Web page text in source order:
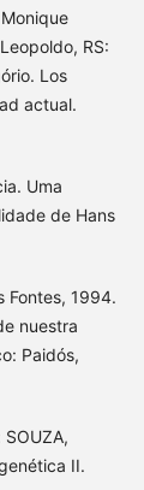
RS:
Los
actual.
Uma
de Hans
Fontes, 1994.
nuestra
Paidós,
II.